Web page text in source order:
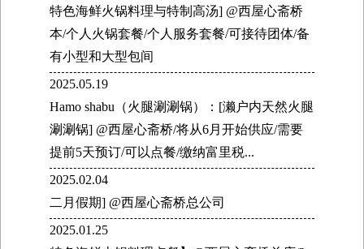
特色海鲜火锅料理与特制高汤] @西屋心斋桥
本/个人火锅套餐/个人服务套餐/可接待团体/备
有小型和大型包间
2025.05.19
Hamo shabu（火腿涮涮锅）：[濑户内天然火腿
涮涮锅] @西屋心斋桥/将从6月开始供应/需要
提前5天预订/可以点餐/缴纳富里税...
2025.02.04
二月假期] @西屋心斋桥总公司
2025.01.25